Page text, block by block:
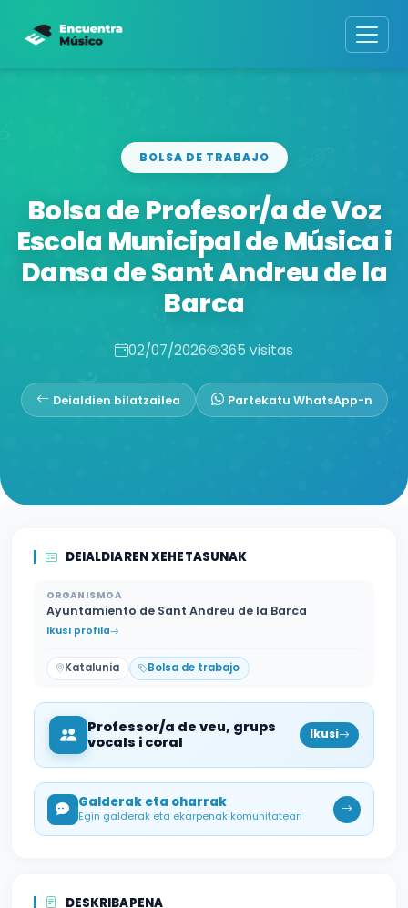
BOLSA DE TRABAJO
Bolsa de Profesor/a de Voz
Escola Municipal de Música i
Dansa de Sant Andreu de la
Barca
02/07/2026 365 visitas
Deialdien bilatzailea Partekatu WhatsApp-n
DEIALDIAREN XEHETASUNAK
ORGANISMOA
Ayuntamiento de Sant Andreu de la Barca
Ikusi profila
Katalunia Bolsa de trabajo
Professor/a de veu, grups
vocals i coral
Ikusi
Galderak eta oharrak
Egin galderak eta ekarpenak komunitateari
DESKRIBAPENA